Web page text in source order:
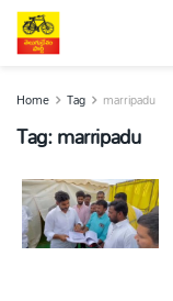
Home Tag marripadu
Tag:marripadu